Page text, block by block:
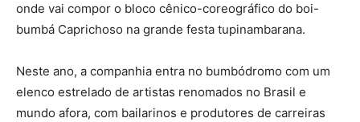
onde vai compor o bloco cênico-coreográfico do boi-
bumbá Caprichoso na grande festa tupinambarana.
Neste ano, a companhia entra no bumbódromo com um
elenco estrelado de artistas renomados no Brasil e
mundo afora, com bailarinos e produtores de carreiras